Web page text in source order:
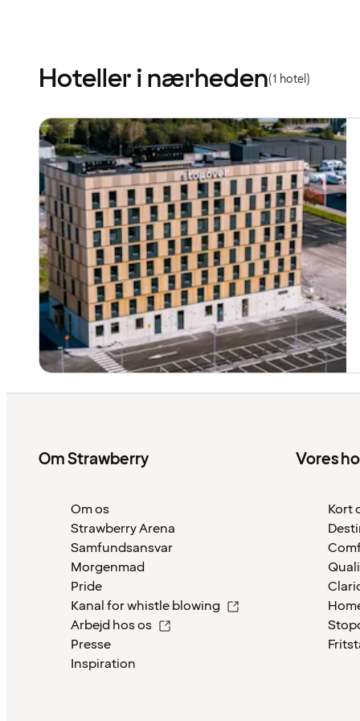
Hoteller i nærheden(1 hotel)
Om Strawberry
Om os
Strawberry Arena
Samfundsansvar
Morgenmad
Pride
Kanal for whistle blowing
Arbejd hos os
Presse
Inspiration
Vores
Kort